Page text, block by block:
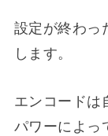
設定が終わっ
します。
エンコードは
パワーによっ